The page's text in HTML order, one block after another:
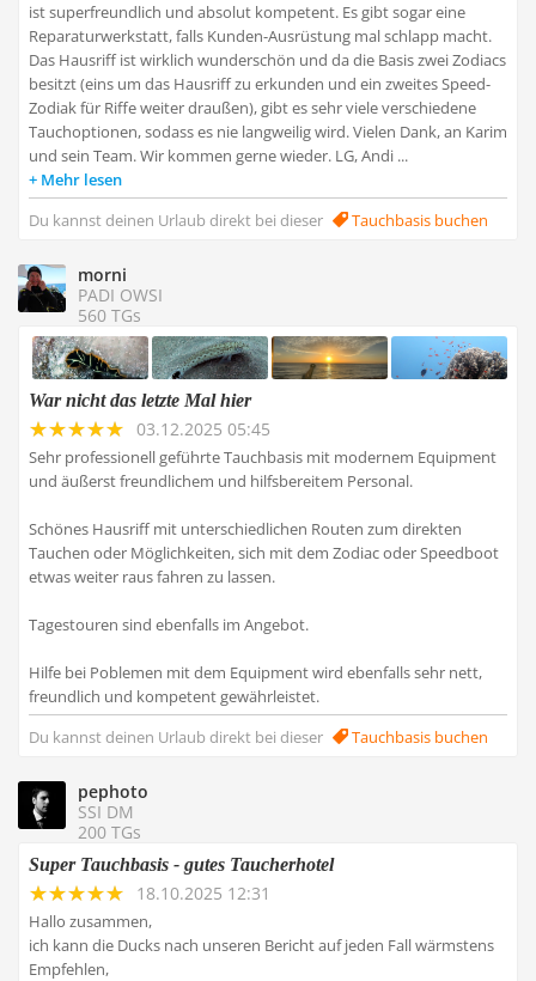
ist superfreundlich und absolut kompetent. Es gibt sogar eine
Reparaturwerkstatt, falls Kunden-Ausrüstung mal schlapp macht.
Das Hausriff ist wirklich wunderschön und da die Basis zwei Zodiacs
besitzt (eins um das Hausriff zu erkunden und ein zweites Speed-
Zodiak für Riffe weiter draußen), gibt es sehr viele verschiedene
Tauchoptionen, sodass es nie langweilig wird. Vielen Dank, an Karim
und sein Team. Wir kommen gerne wieder. LG, Andi ...
Mehr lesen
Du kannst deinen Urlaub direkt bei dieser
Tauchbasis buchen
morni
PADI OWSI
560 TGs
War nicht das letzte Mal hier
03.12.2025 05:45
Sehr professionell geführte Tauchbasis mit modernem Equipment
und äußerst freundlichem und hilfsbereitem Personal.
Schönes Hausriff mit unterschiedlichen Routen zum direkten
Tauchen oder Möglichkeiten, sich mit dem Zodiac oder Speedboot
etwas weiter raus fahren zu lassen.
Tagestouren sind ebenfalls im Angebot.
Hilfe bei Poblemen mit dem Equipment wird ebenfalls sehr nett,
freundlich und kompetent gewährleistet.
Du kannst deinen Urlaub direkt bei dieser
Tauchbasis buchen
pephoto
SSI DM
200 TGs
Super Tauchbasis - gutes Taucherhotel
18.10.2025 12:31
Hallo zusammen,
ich kann die Ducks nach unseren Bericht auf jeden Fall wärmstens
Empfehlen,